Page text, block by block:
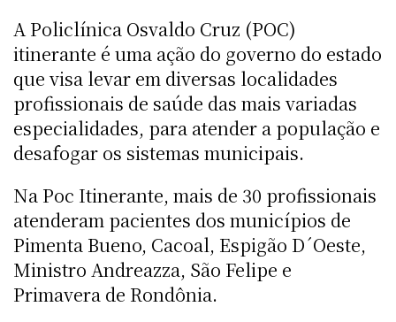
A Policlínica Osvaldo Cruz (POC)
itinerante é uma ação do governo do estado
que visa levar em diversas localidades
profissionais de saúde das mais variadas
especialidades, para atender a população e
desafogar os sistemas municipais.
Na Poc Itinerante, mais de 30 profissionais
atenderam pacientes dos municípios de
Pimenta Bueno, Cacoal, Espigão D´Oeste,
Ministro Andreazza, São Felipe e
Primavera de Rondônia.